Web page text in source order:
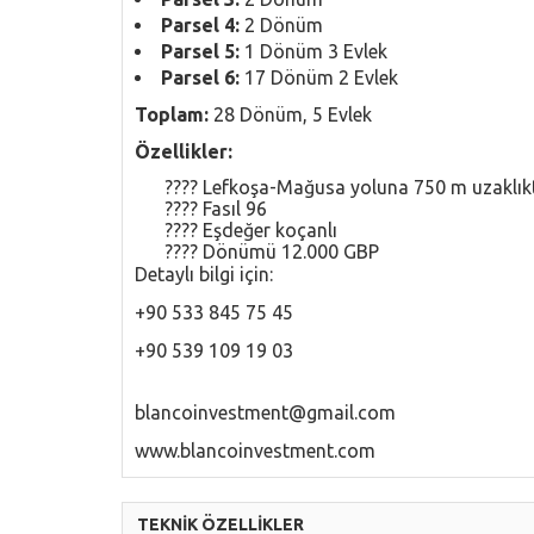
Parsel 4: 2 Dönüm
Parsel 5: 1 Dönüm 3 Evlek
Parsel 6: 17 Dönüm 2 Evlek
Toplam: 28 Dönüm, 5 Evlek
Özellikler:
???? Lefkoşa-Mağusa yoluna 750 m
???? Fasıl 96
???? Eşdeğer koçanlı
???? Dönümü 12.000 GBP
Detaylı bilgi için:
+90 533 845 75 45
+90 539 109 19 03
blancoinvestment@gmail.com
www.blancoinvestment.com
TEKNİK ÖZELLİKLER